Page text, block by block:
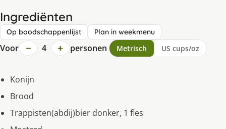
Ingrediënten
Op boodschappenlijst Plan in weekmenu
Voor − 4 + personen Metrisch US cups/oz
Konijn
Brood
Trappisten(abdij)bier donker, 1 fles